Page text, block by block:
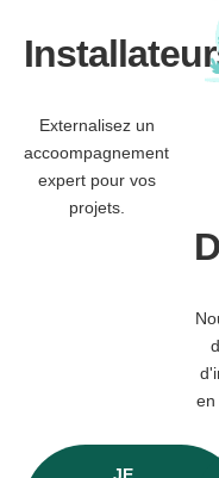
Externalisez un
accoompagnement
expert pour vos
projets.
JE
en